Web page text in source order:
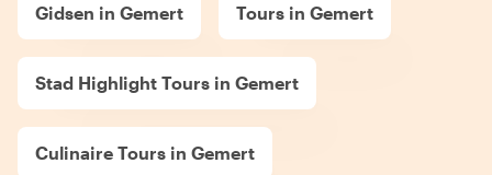
Gidsen in Gemert Tours in Gemert
Stad Highlight Tours in Gemert
Culinaire Tours in Gemert